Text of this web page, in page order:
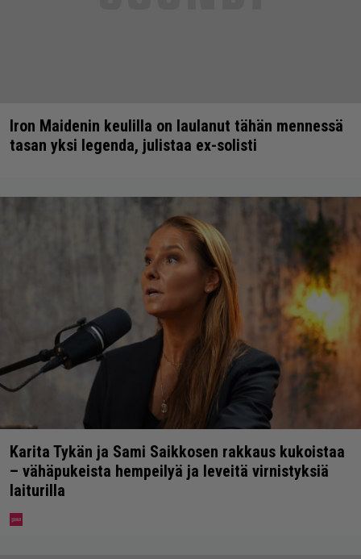
Iron Maidenin keulilla on laulanut tähän mennessä
tasan yksi legenda, julistaa ex-solisti
Karita Tykän ja Sami Saikkosen rakkaus kukoistaa
– vähäpukeista hempeilyä ja leveitä virnistyksiä
laiturilla